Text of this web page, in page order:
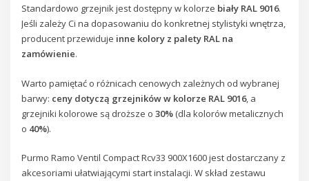
Standardowo grzejnik jest dostępny w kolorze biały RAL 9016.
Jeśli zależy Ci na dopasowaniu do konkretnej stylistyki wnętrza,
producent przewiduje inne kolory z palety RAL na
zamówienie.
Warto pamiętać o różnicach cenowych zależnych od wybranej
barwy: ceny dotyczą grzejników w kolorze RAL 9016, a
grzejniki kolorowe są droższe o30% (dla kolorów metalicznych
o 40%).
Purmo Ramo Ventil Compact Rcv33 900X1600 jest dostarczany z
akcesoriami ułatwiającymi start instalacji. W skład zestawu